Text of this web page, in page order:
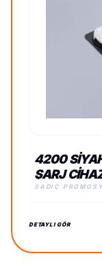
4200
ŞARJ
SADIÇ
DETAYLI GÖR